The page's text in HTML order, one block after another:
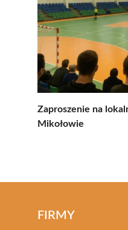
Zaproszenie na
Mikołowie
FIRMY